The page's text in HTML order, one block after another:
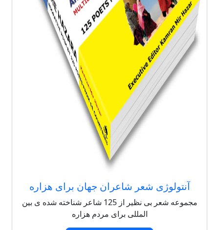
آنتولوژی شعر شاعران جهان برای هزاره
مجموعه شعر بی نظیر از 125 شاعر شناخته شده ی بین
المللی برای مردم هزاره